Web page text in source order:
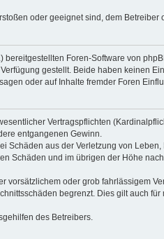
oder geeignet sind, dem
bereitgestellten Foren-Software von
gestellt. Beide haben keinen
oder auf Inhalte fremder Foren
Vertragspflichten
entgangenen Gewinn.
aus der Verletzung von
Schäden und im übrigen der Höhe
oder grob fahrlässigem
begrenzt. Dies gilt auch
des Betreibers.